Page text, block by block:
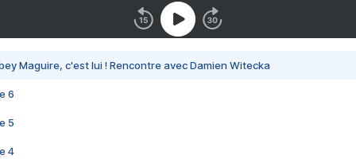
Maguire, c'est lui ! Rencontre avec Damien Witecka
6
5
4